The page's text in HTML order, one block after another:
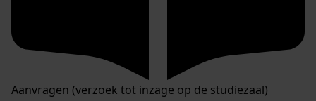
Aanvragen (verzoek tot inzage op de studiezaal)